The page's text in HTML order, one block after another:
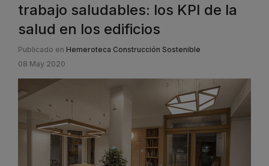
trabajo saludables: los KPI de la
salud en los edificios
Publicado en Hemeroteca Construcción Sostenible
08 May 2020